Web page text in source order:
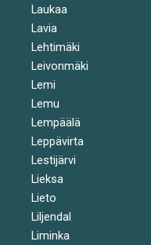
Laukaa
Lavia
Lehtimäki
Leivonmäki
Lemi
Lemu
Lempäälä
Leppävirta
Lestijärvi
Lieksa
Lieto
Liljendal
Liminka